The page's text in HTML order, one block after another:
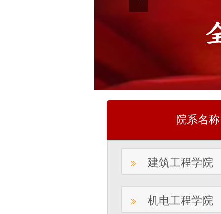
院系名称
建筑工程学院
机电工程学院